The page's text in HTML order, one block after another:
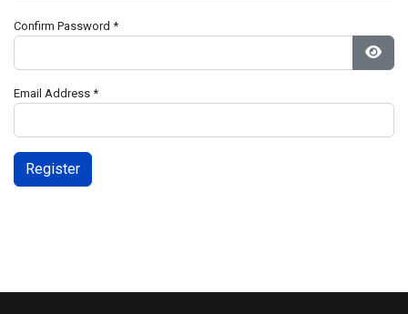
Confirm Password *
Email Address *
Register